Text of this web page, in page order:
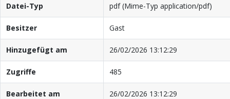
Datei-Typ pdf (Mime-Typ application/pdf)
Besitzer Gast
Hinzugefügt am 26/02/2026 13:12:29
Zugriffe 485
Bearbeitet am 26/02/2026 13:12:29